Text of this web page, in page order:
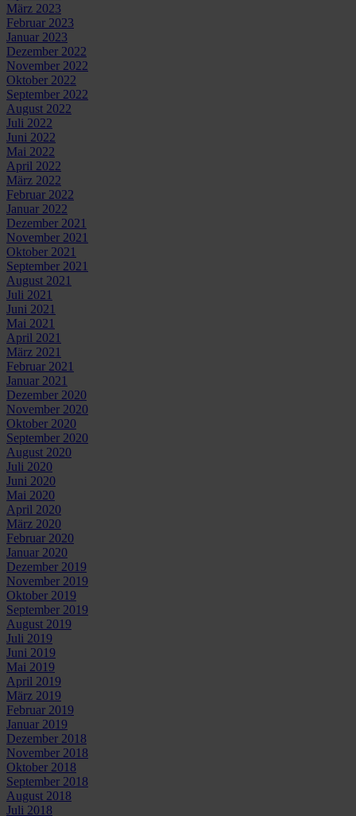
März 2023
Februar 2023
Januar 2023
Dezember 2022
November 2022
Oktober 2022
September 2022
August 2022
Juli 2022
Juni 2022
Mai 2022
April 2022
März 2022
Februar 2022
Januar 2022
Dezember 2021
November 2021
Oktober 2021
September 2021
August 2021
Juli 2021
Juni 2021
Mai 2021
April 2021
März 2021
Februar 2021
Januar 2021
Dezember 2020
November 2020
Oktober 2020
September 2020
August 2020
Juli 2020
Juni 2020
Mai 2020
April 2020
März 2020
Februar 2020
Januar 2020
Dezember 2019
November 2019
Oktober 2019
September 2019
August 2019
Juli 2019
Juni 2019
Mai 2019
April 2019
März 2019
Februar 2019
Januar 2019
Dezember 2018
November 2018
Oktober 2018
September 2018
August 2018
Juli 2018